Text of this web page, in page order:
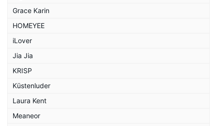
Grace Karin
HOMEYEE
iLover
Jia Jia
KRISP
Küstenluder
Laura Kent
Meaneor